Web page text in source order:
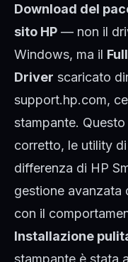
Download del
sito HP — non il
Windows, ma il
Driver scaricato
support.hp.com,
stampante.
corretto, le utility
differenza di HP
gestione avanzata
con il
Installazione
stampante è stata